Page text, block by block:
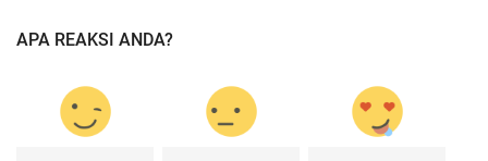
APA REAKSI ANDA?